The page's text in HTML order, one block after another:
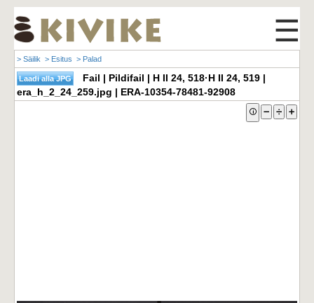
☰
> Säilik > Esitus > Palad
Fail | Pildifail | H II 24, 518·H II 24, 519 |
era_h_2_24_259.jpg | ERA-10354-78481-92908